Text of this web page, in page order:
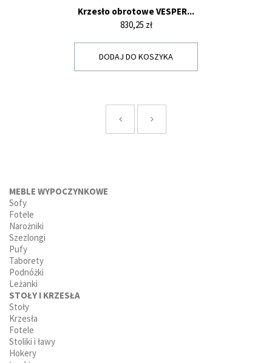
Krzesło obrotowe VESPER...
Cena
830,25 zł
DODAJ DO KOSZYKA
MEBLE WYPOCZYNKOWE
Sofy
Fotele
Narożniki
Szezlongi
Pufy
Taborety
Podnóżki
Leżanki
STOŁY I KRZESŁA
Stoły
Krzesła
Fotele
Stoliki i ławy
Hokery